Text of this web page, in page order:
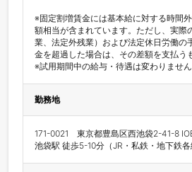
※固定割増賃金には基本給に対する時間
額相当が含まれています。ただし、実際
業、法定外残業）および法定休日労働の
金を超過した場合は、その差額を支払う
※試用期間中の給与・待遇は変わりません
勤務地
171-0021　東京都豊島区西池袋2-41-8